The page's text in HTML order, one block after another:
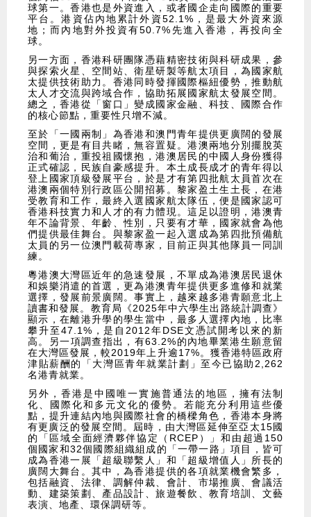
球第一。香港也是外資進入，或者國企走向國際的重要
平台。港資佔內地累計外資52.1%，是最大外資來源
地；而內地對外投資有50.7%先進入香港，再投向全
球。
另一方面，香港科研團隊憑藉精密技術與科研成果，參
與探索火星、空間站、衛星研製等航太項目，為國家航
太提供技術助力。香港同時發揮國際樞紐優勢，推動航
太人才交流與跨域合作，協助拓展國家航太發展空間。
總之，香港從「窗口」變成國家金融、科技、國際合作
的核心節點，重要性只增不減。
至於「一國兩制」為香港和澳門青年提供更廣闊的發展
空間，更是有目共睹，無容置疑。港澳兩地分別擺脫英
治和葡治，重投祖國懷抱，港澳居民的中國人身份獲得
正式確認，民族自豪感提升。本土成長成才的青年得以
登上國家頂級發展平台，於是才有第四批航太員首次在
港澳兩個特別行政區公開招募。黎家盈土生土長，在港
受教育和工作，最終入選國家航太隊伍，便是國家認可
香港科技實力和人才的有力體現。這足以證明，港澳青
年不論背景、年齡、性別，只要有才華，國家就會為他
們提供最佳舞台。與黎家盈一起入選成為第四批預備航
太員的另一位澳門載荷專家，目前正與其他隊員一同訓
練。
粵港澳大灣區近年的急速發展，不單成為港澳居民退休
和娛樂消遣的首選，更為港澳青年提供更多進修和就業
選擇，發展前景廣闊。事實上，越來越多港青願意北上
讀書和發展。教育局《2025年中六學生出路統計調查》
顯示，在離港升學的學生當中，最多人選擇內地，比率
攀升至47.1%，是自2012年DSE文憑試開考以來的新
高。另一項調查指出，有63.2%的內地畢業港生願意留
在大灣區發展，較2019年上升逾17%。獲香港特區政府
津貼薪酬的「大灣區青年就業計劃」至今已協助2,262
名港青就業。
另外，香港是中國唯一實施普通法的地區，擁有法制
化、國際化和多元文化的優勢。若能充分利用這些優
點，提升連結內地與國際社會的橋樑角色，香港本身將
有更廣泛的發展空間。屆時，由大灣區延伸至亞太15國
的「區域全面經濟夥伴協定（RCEP）」和由超過150
個國家和32個國際組織組成的「一帶一路」項目，皆可
成為香港一展「超級聯繫人」和「超級增值人」所長的
廣闊大舞台。其中，為香港提供的各項就業機會繁多，
包括融資、法律、調解仲裁、會計、市場推廣、會議活
動、建築策劃、產品設計、旅遊餐飲、教育培訓、文藝
表演、地產、環保調研等。